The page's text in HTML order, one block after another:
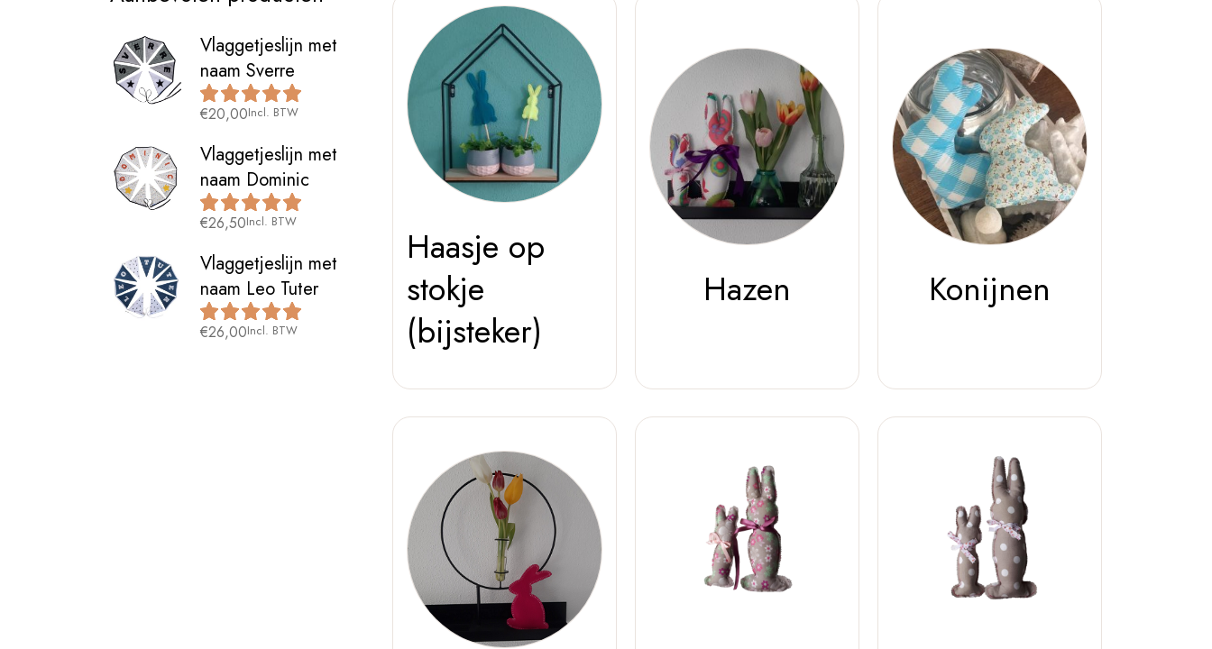
Haasje op
stokje
(bijsteker)
Hazen Konijnen
Vlaggetjeslijn met
naam Sverre
€20,00Incl. BTW
Vlaggetjeslijn met
naam Dominic
€26,50Incl. BTW
Vlaggetjeslijn met
naam Leo Tuter
€26,00Incl. BTW